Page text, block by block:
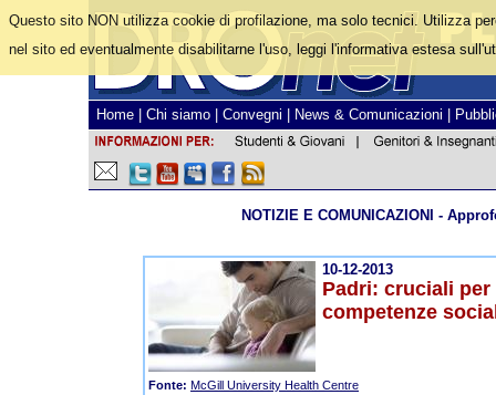
Home Chi siamo Convegni News & Comunicazioni
NOTIZIE E COMUNICAZIONI -
10-12-2013
Padri: cruciali
competenze
Fonte: McGill University Health Centre
Questo sito NON utilizza cookie di profilazione, ma solo tecnici. Utilizza
nel sito ed eventualmente disabilitarne l'uso, leggi l'informativa estesa